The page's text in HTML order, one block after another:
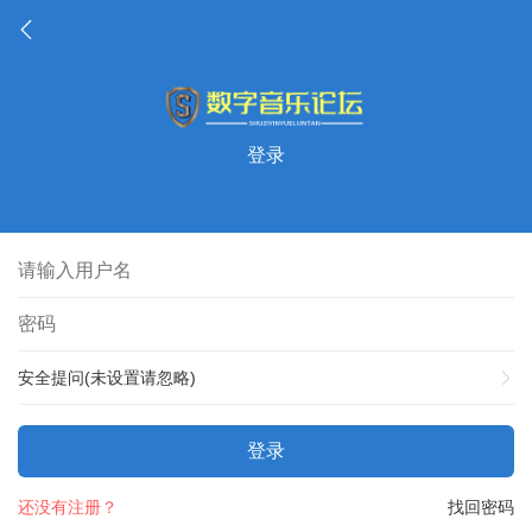
登录
安全提问(未设置请忽略)
登录
找回密码
还没有注册？